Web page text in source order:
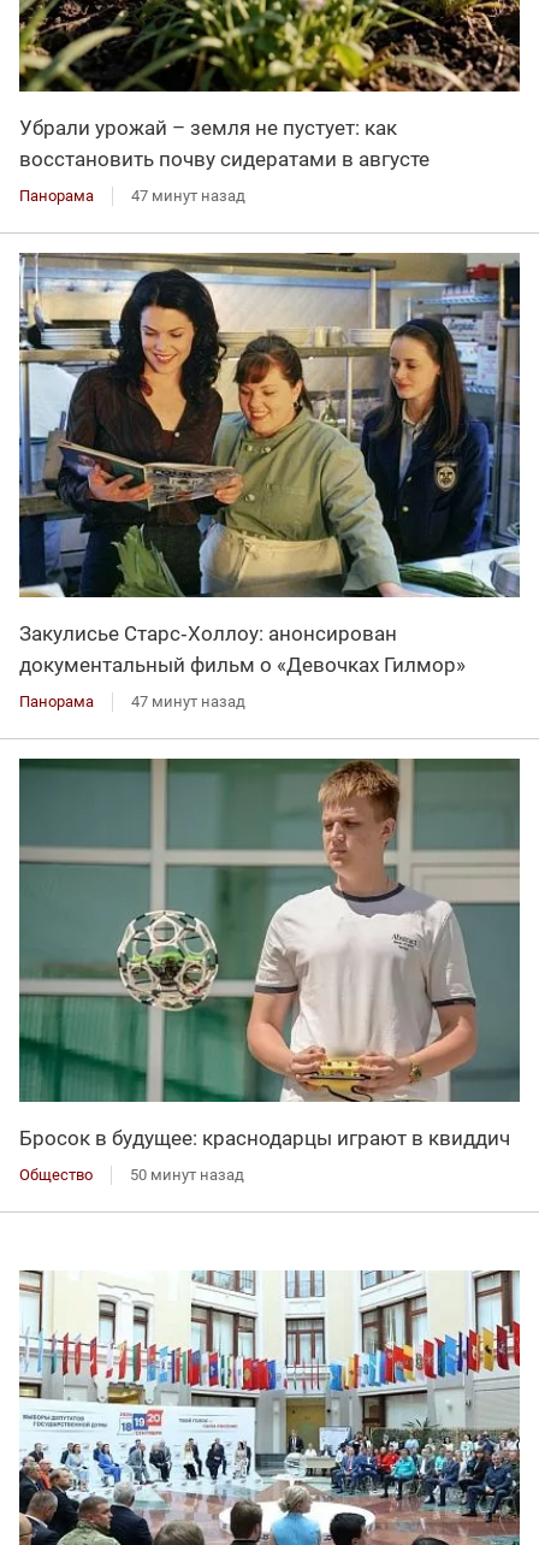
Убрали урожай – земля не пустует: как
восстановить почву сидератами в августе
Панорама 47 минут назад
Закулисье Старс‑Холлоу: анонсирован
документальный фильм о «Девочках Гилмор»
Панорама 47 минут назад
Бросок в будущее: краснодарцы играют в квиддич
Общество 50 минут назад